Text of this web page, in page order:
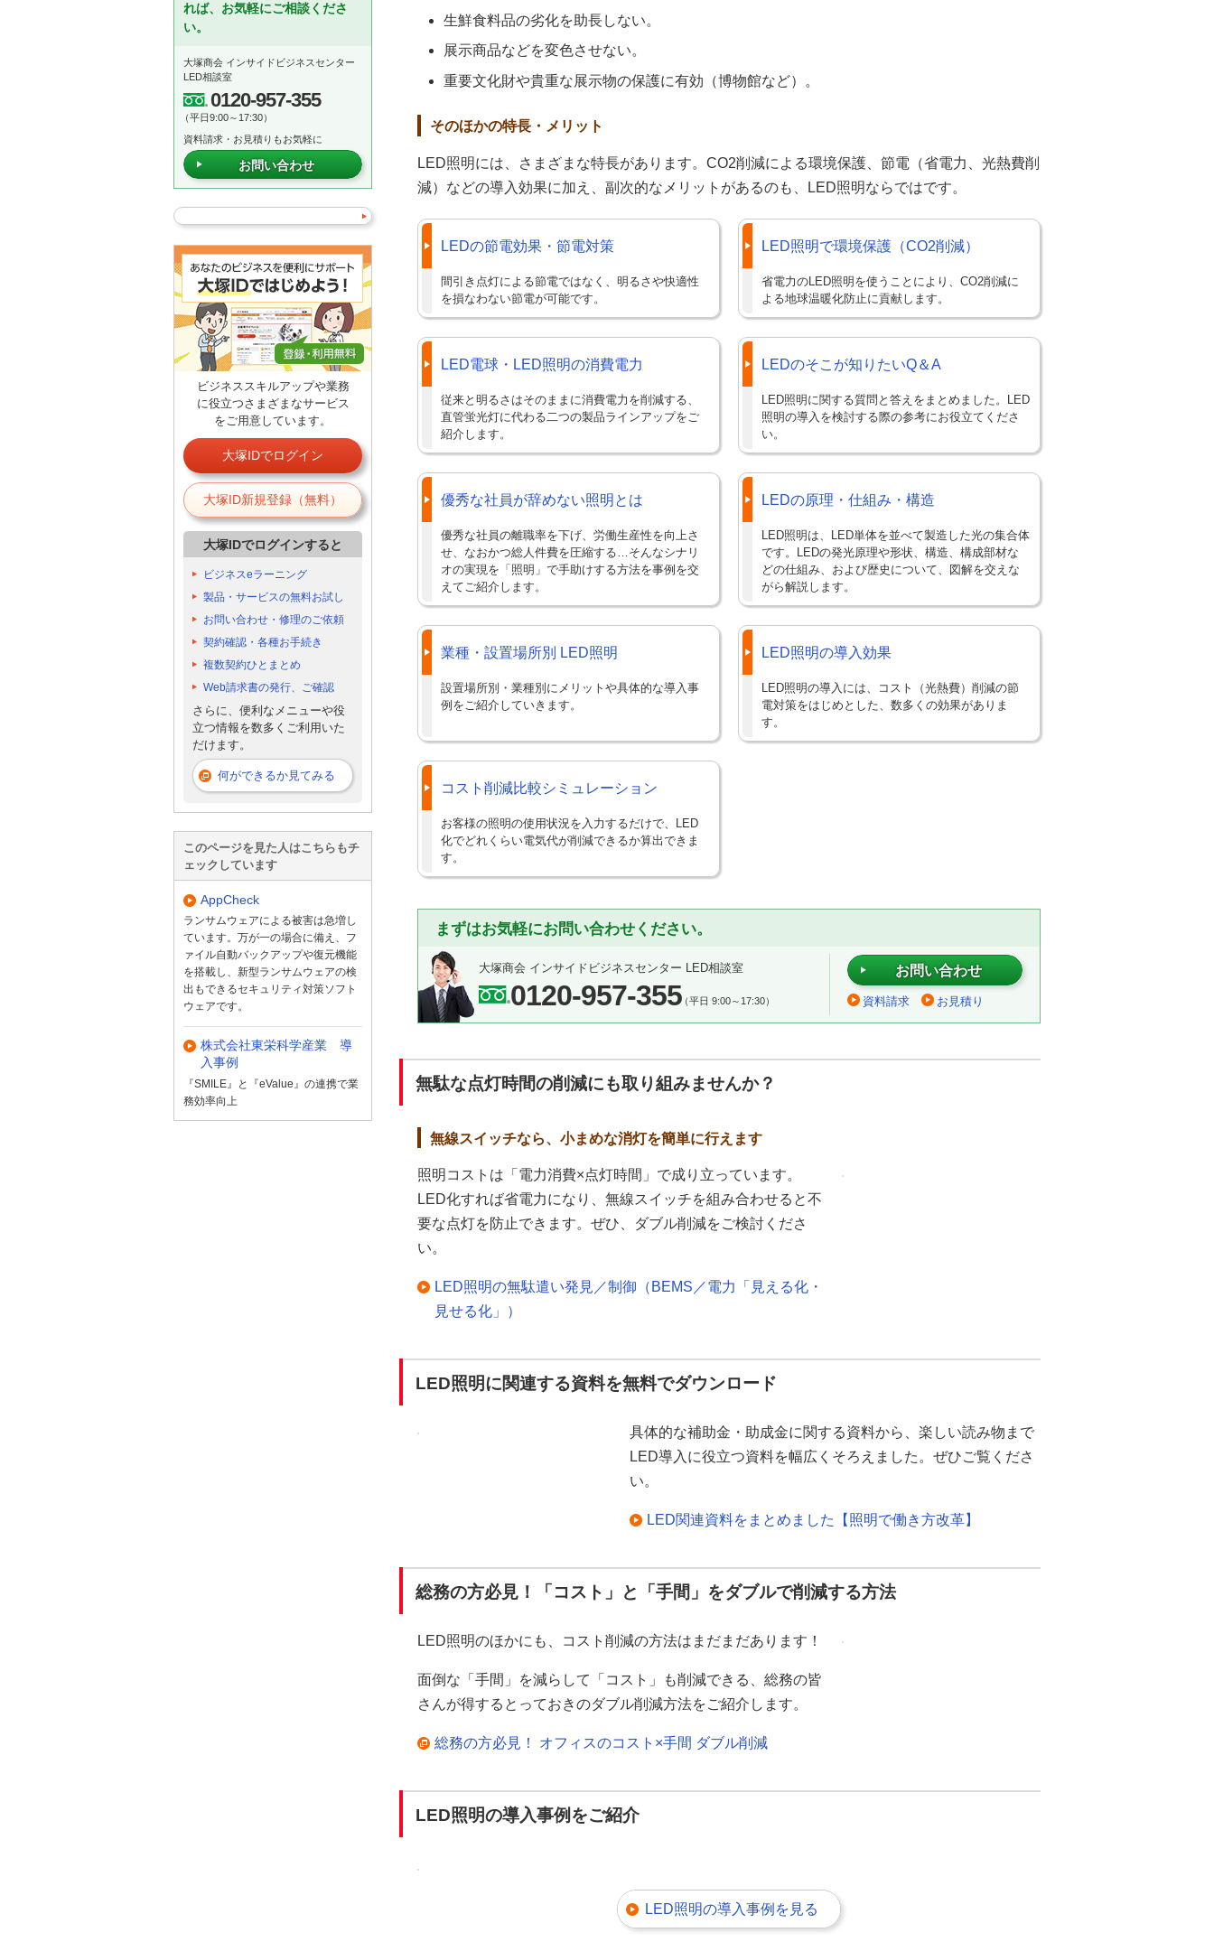
生鮮食料品の劣化を助長しない。
展示商品などを変色させない。
重要文化財や貴重な展示物の保護に有効（博物館など）。
そのほかの特長・メリット
LED照明には、さまざまな特長があります。CO2削減による環境保護、節電（省電力、光熱費削
減）などの導入効果に加え、副次的なメリットがあるのも、LED照明ならではです。
LEDの節電効果・節電対策
間引き点灯による節電ではなく、明るさや快適性
を損なわない節電が可能です。
LED照明で環境保護（CO2削減）
省電力のLED照明を使うことにより、CO2削減に
よる地球温暖化防止に貢献します。
LED電球・LED照明の消費電力
従来と明るさはそのままに消費電力を削減する、
直管蛍光灯に代わる二つの製品ラインアップをご
紹介します。
LEDのそこが知りたいQ＆A
LED照明に関する質問と答えをまとめました。LED
照明の導入を検討する際の参考にお役立てくださ
い。
優秀な社員が辞めない照明とは
優秀な社員の離職率を下げ、労働生産性を向上さ
せ、なおかつ総人件費を圧縮する…そんなシナリ
オの実現を「照明」で手助けする方法を事例を交
えてご紹介します。
LEDの原理・仕組み・構造
LED照明は、LED単体を並べて製造した光の集合体
です。LEDの発光原理や形状、構造、構成部材な
どの仕組み、および歴史について、図解を交えな
がら解説します。
業種・設置場所別 LED照明
設置場所別・業種別にメリットや具体的な導入事
例をご紹介していきます。
LED照明の導入効果
LED照明の導入には、コスト（光熱費）削減の節
電対策をはじめとした、数多くの効果がありま
す。
コスト削減比較シミュレーション
お客様の照明の使用状況を入力するだけで、LED
化でどれくらい電気代が削減できるか算出できま
す。
まずはお気軽にお問い合わせください。
大塚商会 インサイドビジネスセンター LED相談室
0120-957-355（平日 9:00～17:30）
お問い合わせ
資料請求 お見積り
無駄な点灯時間の削減にも取り組みませんか？
無線スイッチなら、小まめな消灯を簡単に行えます
照明コストは「電力消費×点灯時間」で成り立っています。
LED化すれば省電力になり、無線スイッチを組み合わせると不
要な点灯を防止できます。ぜひ、ダブル削減をご検討くださ
い。
LED照明の無駄遣い発見／制御（BEMS／電力「見える化・
見せる化」）
LED照明に関連する資料を無料でダウンロード
具体的な補助金・助成金に関する資料から、楽しい読み物まで
LED導入に役立つ資料を幅広くそろえました。ぜひご覧くださ
い。
LED関連資料をまとめました【照明で働き方改革】
総務の方必見！「コスト」と「手間」をダブルで削減する方法
LED照明のほかにも、コスト削減の方法はまだまだあります！
面倒な「手間」を減らして「コスト」も削減できる、総務の皆
さんが得するとっておきのダブル削減方法をご紹介します。
総務の方必見！ オフィスのコスト×手間 ダブル削減
LED照明の導入事例をご紹介
LED照明の導入事例を見る
れば、お気軽にご相談くださ
い。
大塚商会 インサイドビジネスセンター
LED相談室
0120-957-355
（平日9:00～17:30）
資料請求・お見積りもお気軽に
お問い合わせ
ビジネススキルアップや業務
に役立つさまざまなサービス
をご用意しています。
大塚IDでログイン
大塚ID新規登録（無料）
大塚IDでログインすると
ビジネスeラーニング
製品・サービスの無料お試し
お問い合わせ・修理のご依頼
契約確認・各種お手続き
複数契約ひとまとめ
Web請求書の発行、ご確認
さらに、便利なメニューや役
立つ情報を数多くご利用いた
だけます。
何ができるか見てみる
このページを見た人はこちらもチ
ェックしています
AppCheck
ランサムウェアによる被害は急増し
ています。万が一の場合に備え、フ
ァイル自動バックアップや復元機能
を搭載し、新型ランサムウェアの検
出もできるセキュリティ対策ソフト
ウェアです。
株式会社東栄科学産業 導
入事例
『SMILE』と『eValue』の連携で業
務効率向上